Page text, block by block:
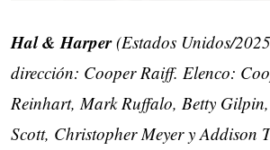
Hal & Harper(Estados Unidos/
dirección: Cooper Raiff. Elenco:
Reinhart, Mark Ruffalo, Betty
Scott, Christopher Meyer y Addison